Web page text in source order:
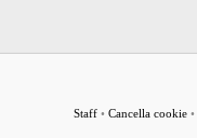
Staff • Cancella cookie •